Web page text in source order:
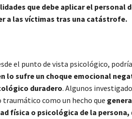
que debe aplicar el personal
a las víctimas tras una catástrofe.
el punto de vista psicológico,
lo sufre un choque emocional
duradero. Algunos
traumático como un hecho que
física o psicológica de la persona,